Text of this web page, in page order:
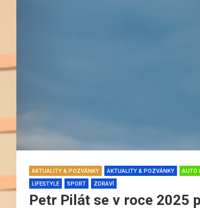
AKTUALITY & POZVÁNKY AKTUALITY & POZVÁNKY AUTO
LIFESTYLE
SPORT ZDRAVÍ
Petr Pilát se v roce 2025